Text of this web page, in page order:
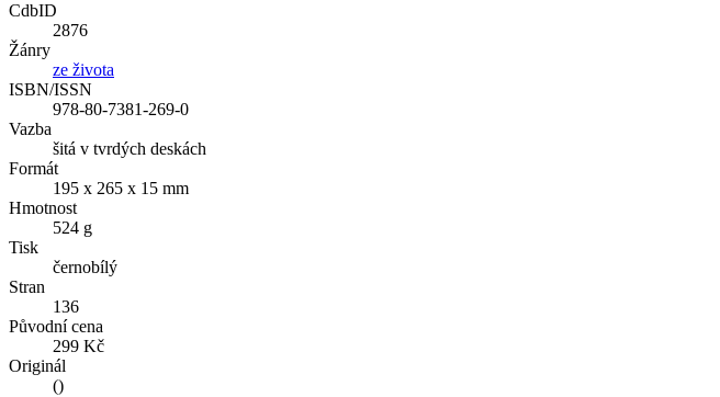
CdbID
2876
Žánry
ze života
ISBN/ISSN
978-80-7381-269-0
Vazba
šitá v tvrdých deskách
Formát
195 x 265 x 15 mm
Hmotnost
524 g
Tisk
černobílý
Stran
136
Původní cena
299 Kč
Originál
()